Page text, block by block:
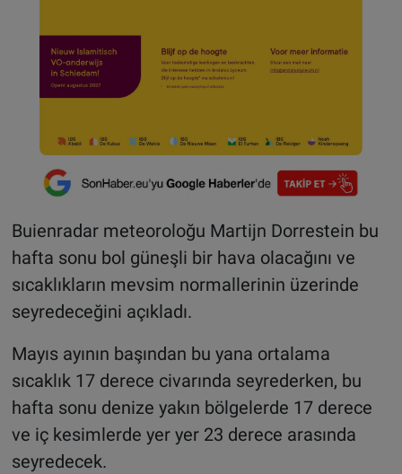
Buienradar meteoroloğu Martijn Dorrestein bu
hafta sonu bol güneşli bir hava olacağını ve
sıcaklıkların mevsim normallerinin üzerinde
seyredeceğini açıkladı.
Mayıs ayının başından bu yana ortalama
sıcaklık 17 derece civarında seyrederken, bu
hafta sonu denize yakın bölgelerde 17 derece
ve iç kesimlerde yer yer 23 derece arasında
seyredecek.